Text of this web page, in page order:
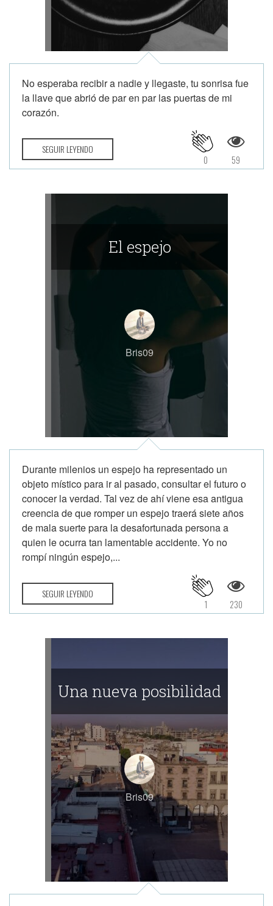
No esperaba recibir a nadie y llegaste, tu sonrisa fue
la llave que abrió de par en par las puertas de mi
corazón.
SEGUIR LEYENDO
59
0
El espejo
Bris09
Durante milenios un espejo ha representado un
objeto místico para ir al pasado, consultar el futuro o
conocer la verdad. Tal vez de ahí viene esa antigua
creencia de que romper un espejo traerá siete años
de mala suerte para la desafortunada persona a
quien le ocurra tan lamentable accidente. Yo no
rompí ningún espejo,...
SEGUIR LEYENDO
230
1
Una nueva posibilidad
Bris09